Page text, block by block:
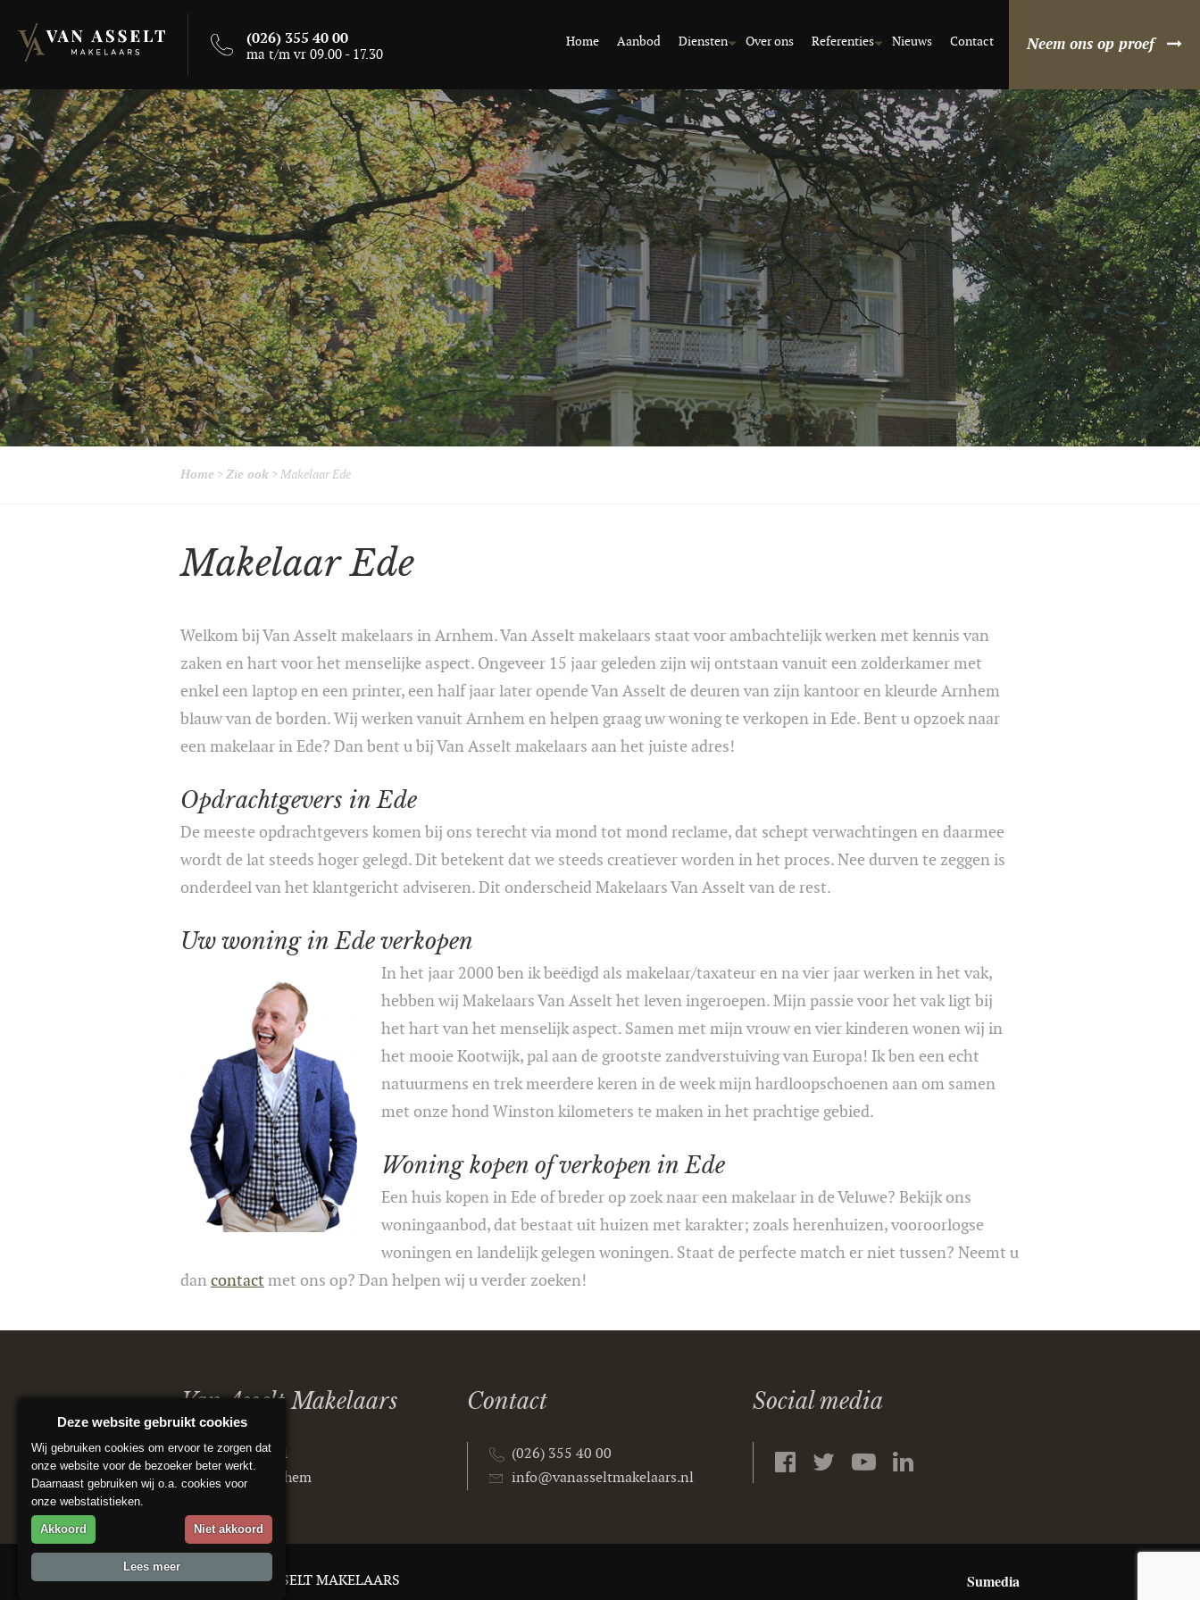
(026) 355 40 00
ma t/m vr 09.00 - 17.30
Home Aanbod Diensten Over ons Referenties Nieuws Contact Neem ons op proef
Home > Zie ook > Makelaar Ede
Makelaar Ede
Welkom bij Van Asselt makelaars in Arnhem. Van Asselt makelaars staat voor ambachtelijk werken met kennis van
zaken en hart voor het menselijke aspect. Ongeveer 15 jaar geleden zijn wij ontstaan vanuit een zolderkamer met
enkel een laptop en een printer, een half jaar later opende Van Asselt de deuren van zijn kantoor en kleurde Arnhem
blauw van de borden. Wij werken vanuit Arnhem en helpen graag uw woning te verkopen in Ede. Bent u opzoek naar
een makelaar in Ede? Dan bent u bij Van Asselt makelaars aan het juiste adres!
Opdrachtgevers in Ede
De meeste opdrachtgevers komen bij ons terecht via mond tot mond reclame, dat schept verwachtingen en daarmee
wordt de lat steeds hoger gelegd. Dit betekent dat we steeds creatiever worden in het proces. Nee durven te zeggen is
onderdeel van het klantgericht adviseren. Dit onderscheid Makelaars Van Asselt van de rest.
Uw woning in Ede verkopen
In het jaar 2000 ben ik beëdigd als makelaar/taxateur en na vier jaar werken in het vak,
hebben wij Makelaars Van Asselt het leven ingeroepen. Mijn passie voor het vak ligt bij
het hart van het menselijk aspect. Samen met mijn vrouw en vier kinderen wonen wij in
het mooie Kootwijk, pal aan de grootste zandverstuiving van Europa! Ik ben een echt
natuurmens en trek meerdere keren in de week mijn hardloopschoenen aan om samen
met onze hond Winston kilometers te maken in het prachtige gebied.
Woning kopen of verkopen in Ede
Een huis kopen in Ede of breder op zoek naar een makelaar in de Veluwe? Bekijk ons
woningaanbod, dat bestaat uit huizen met karakter; zoals herenhuizen, vooroorlogse
woningen en landelijk gelegen woningen. Staat de perfecte match er niet tussen? Neemt u
dancontact met ons op? Dan helpen wij u verder zoeken!
Van Asselt Makelaars
Postbus 5151
6802 ED Arnhem
Contact
(026) 355 40 00
info@vanasseltmakelaars.nl
Social media
© 2026 VAN ASSELT MAKELAARS Sumedia
Deze website gebruikt cookies
Wij gebruiken cookies om ervoor te zorgen dat
onze website voor de bezoeker beter werkt.
Daarnaast gebruiken wij o.a. cookies voor
onze webstatistieken.
Akkoord Niet akkoord
Lees meer